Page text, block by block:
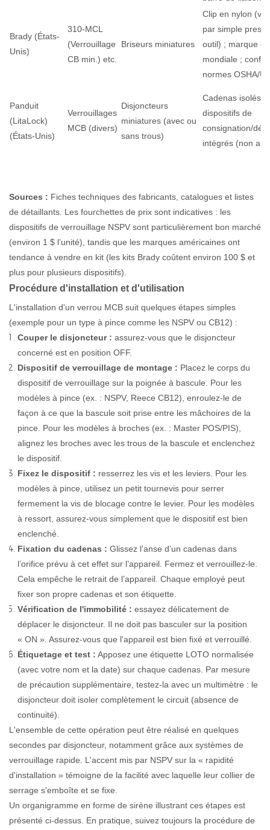
Brady (États-
Unis)
310-MCL
(Verrouillage
CB min.) etc.
Briseurs miniatures
Clip en nylon
par simple
outil) ; marque
mondiale ;
normes OSHA/UL
Panduit
(LitaLock)
(États-Unis)
Verrouillages
MCB (divers)
Disjoncteurs
miniatures (avec ou
sans trous)
Cadenas isolés à
dispositifs de
consignation/
intégrés (non
Sources : Fiches techniques des fabricants, catalogues et listes
de détaillants. Les fourchettes de prix sont indicatives : les
dispositifs de verrouillage NSPV sont particulièrement bon marché
(environ 1 $ l’unité), tandis que les marques américaines ont
tendance à vendre en kit (les kits Brady coûtent environ 100 $ et
plus pour plusieurs dispositifs).
Procédure d'installation et d'utilisation
L'installation d'un verrou MCB suit quelques étapes simples
(exemple pour un type à pince comme les NSPV ou CB12) :
Couper le disjoncteur : assurez-vous que le disjoncteur
concerné est en position OFF.
Dispositif de verrouillage de montage : Placez le corps du
dispositif de verrouillage sur la poignée à bascule. Pour les
modèles à pince (ex. : NSPV, Reece CB12), enroulez-le de
façon à ce que la bascule soit prise entre les mâchoires de la
pince. Pour les modèles à broches (ex. : Master POS/PIS),
alignez les broches avec les trous de la bascule et enclenchez
le dispositif.
Fixez le dispositif : resserrez les vis et les leviers. Pour les
modèles à pince, utilisez un petit tournevis pour serrer
fermement la vis de blocage contre le levier. Pour les modèles
à ressort, assurez-vous simplement que le dispositif est bien
enclenché.
Fixation du cadenas : Glissez l’anse d’un cadenas dans
l’orifice prévu à cet effet sur l’appareil. Fermez et verrouillez-le.
Cela empêche le retrait de l’appareil. Chaque employé peut
fixer son propre cadenas et son étiquette.
Vérification de l'immobilité : essayez délicatement de
déplacer le disjoncteur. Il ne doit pas basculer sur la position
« ON ». Assurez-vous que l'appareil est bien fixé et verrouillé.
Étiquetage et test : Apposez une étiquette LOTO normalisée
(avec votre nom et la date) sur chaque cadenas. Par mesure
de précaution supplémentaire, testez-la avec un multimètre : le
disjoncteur doit isoler complètement le circuit (absence de
continuité).
L'ensemble de cette opération peut être réalisé en quelques
secondes par disjoncteur, notamment grâce aux systèmes de
verrouillage rapide. L'accent mis par NSPV sur la « rapidité
d'installation » témoigne de la facilité avec laquelle leur collier de
serrage s'emboîte et se fixe.
Un organigramme en forme de sirène illustrant ces étapes est
présenté ci-dessus. En pratique, suivez toujours la procédure de